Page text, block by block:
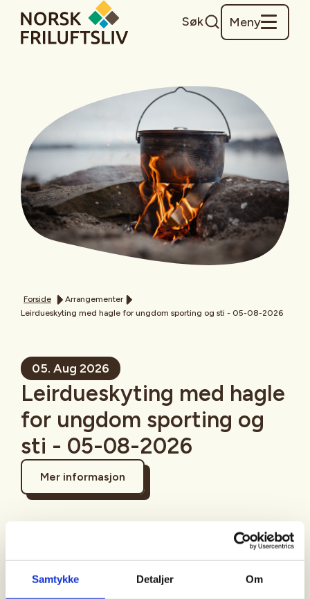
Samtykke Detaljer Om
Søk Meny
Forside
Arrangementer
Leirdueskyting med hagle for ungdom sporting og sti - 05-08-2026
05. Aug 2026
Leirdueskyting med hagle
for ungdom sporting og
sti - 05-08-2026
Mer informasjon
Sted